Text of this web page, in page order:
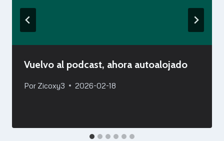
Vuelvo al podcast, ahora autoalojado
Por Zicoxy3 2026-02-18